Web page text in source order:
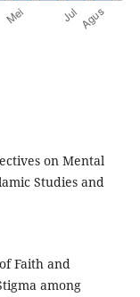
on Mental
Studies and
Faith and
among